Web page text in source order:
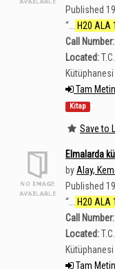
Published
“
H20 ALA
Call Number:
Located:
Kütüphanesi
Tam
Kitap
Save to
Elmalarda
by Alay,
Published
“
H20 ALA
Call Number:
Located:
Kütüphanesi
Tam